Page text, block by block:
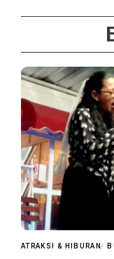
ATRAKSI & HIBURAN